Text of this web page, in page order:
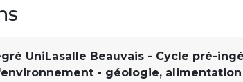
UniLasalle Beauvais - Cycle pré-
- géologie,